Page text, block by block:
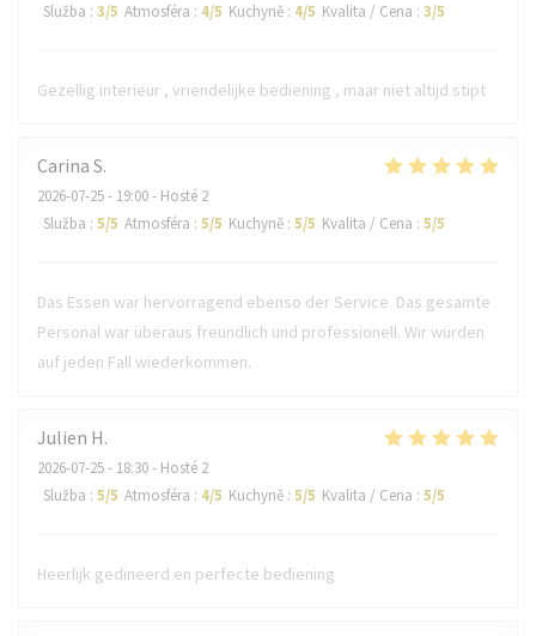
Služba : 3/5 Atmosféra : 4/5 Kuchyně : 4/5 Kvalita / Cena : 3/5
Gezellig interieur , vriendelijke bediening , maar niet altijd stipt
Carina S
2026-07-25- 19:00 - Hosté 2
Služba : 5/5 Atmosféra : 5/5 Kuchyně : 5/5 Kvalita / Cena : 5/5
Das Essen war hervorragend ebenso der Service. Das gesamte
Personal war überaus freundlich und professionell. Wir würden
auf jeden Fall wiederkommen.
Julien H
2026-07-25- 18:30 - Hosté 2
Služba : 5/5 Atmosféra : 4/5 Kuchyně : 5/5 Kvalita / Cena : 5/5
Heerlijk gedineerd en perfecte bediening